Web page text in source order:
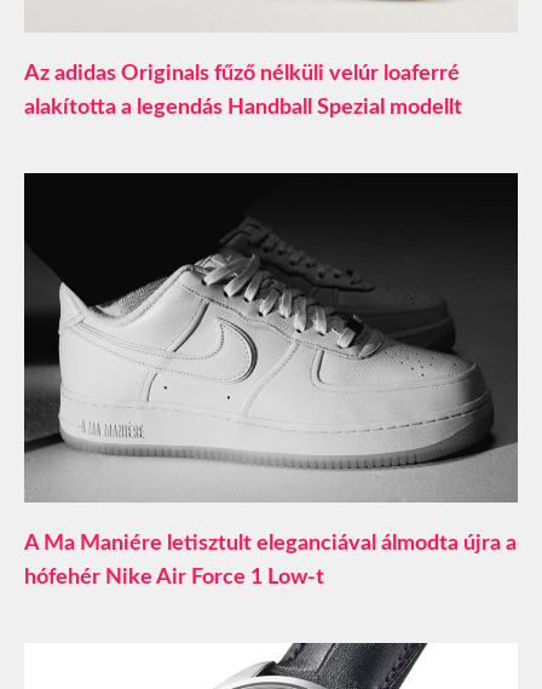
Az adidas Originals fűző nélküli velúr loaferré
alakította a legendás Handball Spezial modellt
A Ma Maniére letisztult eleganciával álmodta újra a
hófehér Nike Air Force 1 Low-t